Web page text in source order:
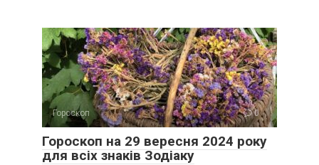
Гороскоп 0
Гороскоп на 29 вересня 2024 року
для всіх знаків Зодіаку